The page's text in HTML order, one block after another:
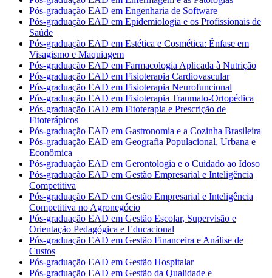
Pós-graduação EAD em Engenharia de Software
Pós-graduação EAD em Epidemiologia e os Profissionais de
Saúde
Pós-graduação EAD em Estética e Cosmética: Ênfase em
Visagismo e Maquiagem
Pós-graduação EAD em Farmacologia Aplicada à Nutrição
Pós-graduação EAD em Fisioterapia Cardiovascular
Pós-graduação EAD em Fisioterapia Neurofuncional
Pós-graduação EAD em Fisioterapia Traumato-Ortopédica
Pós-graduação EAD em Fitoterapia e Prescrição de
Fitoterápicos
Pós-graduação EAD em Gastronomia e a Cozinha Brasileira
Pós-graduação EAD em Geografia Populacional, Urbana e
Econômica
Pós-graduação EAD em Gerontologia e o Cuidado ao Idoso
Pós-graduação EAD em Gestão Empresarial e Inteligência
Competitiva
Pós-graduação EAD em Gestão Empresarial e Inteligência
Competitiva no Agronegócio
Pós-graduação EAD em Gestão Escolar, Supervisão e
Orientação Pedagógica e Educacional
Pós-graduação EAD em Gestão Financeira e Análise de
Custos
Pós-graduação EAD em Gestão Hospitalar
Pós-graduação EAD em Gestão da Qualidade e